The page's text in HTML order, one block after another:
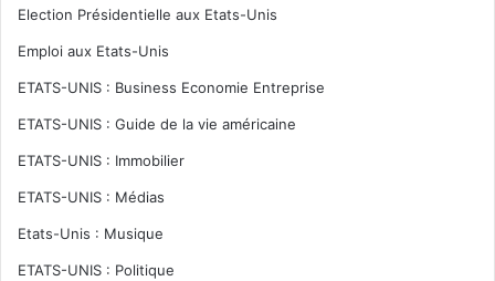
Election Présidentielle aux Etats-Unis
Emploi aux Etats-Unis
ETATS-UNIS : Business Economie Entreprise
ETATS-UNIS : Guide de la vie américaine
ETATS-UNIS : Immobilier
ETATS-UNIS : Médias
Etats-Unis : Musique
ETATS-UNIS : Politique